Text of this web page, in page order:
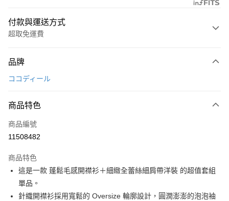
付款與運送方式
超取免運費
信用卡一次付款
LINE Pay
Apple Pay
悠遊付
AFTEE先享後付
相關說明
品牌
ココディール
商品特色
商品編號
11508482
商品特色
這是一款 蓬鬆毛感開襟衫＋細緻全蕾絲細肩帶洋裝 的超值套組
單品。
針織開襟衫採用寬鬆的 Oversize 輪廓設計，圓潤澎澎的泡泡袖